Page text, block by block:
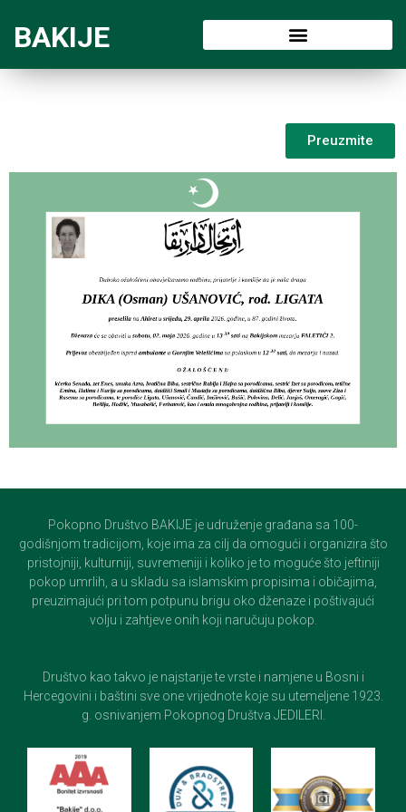
BAKIJE
Preuzmite
Pokopno Društvo BAKIJE je udruženje građana sa 100-
godišnjom tradicijom, koje ima za cilj da omogući i organizira što
pristojniji, kulturniji, suvremeniji i koliko je to moguće što jeftiniji
pokop umrlih, a u skladu sa islamskim propisima i običajima,
preuzimajući pri tom potpunu brigu oko dženaze i poštivajući
volju i zahtjeve onih koji naručuju pokop.
Društvo kao takvo je najstarije te vrste i namjene u Bosni i
Hercegovini i baštini sve one vrijednote koje su utemeljene 1923.
g. osnivanjem Pokopnog Društva JEDILERI.